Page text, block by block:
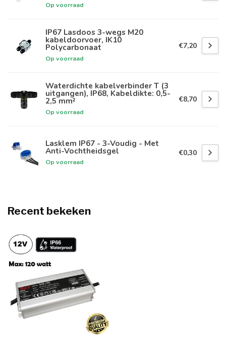
Op voorraad
IP67 Lasdoos 3-wegs M20
kabeldoorvoer, IK10
Polycarbonaat
Op voorraad
€7,20
Waterdichte kabelverbinder T (3
uitgangen), IP68, Kabeldikte: 0,5-
2,5 mm²
Op voorraad
€8,70
Lasklem IP67 - 3-Voudig - Met
Anti-Vochtheidsgel
Op voorraad
€0,30
Recent bekeken